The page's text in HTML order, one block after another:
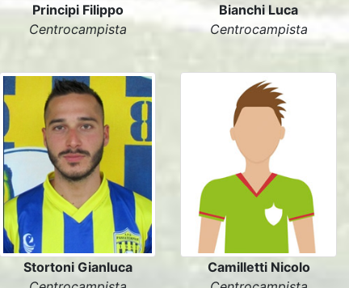
Principi Filippo
Centrocampista
Bianchi Luca
Centrocampista
Stortoni Gianluca
Camilletti Nicolo